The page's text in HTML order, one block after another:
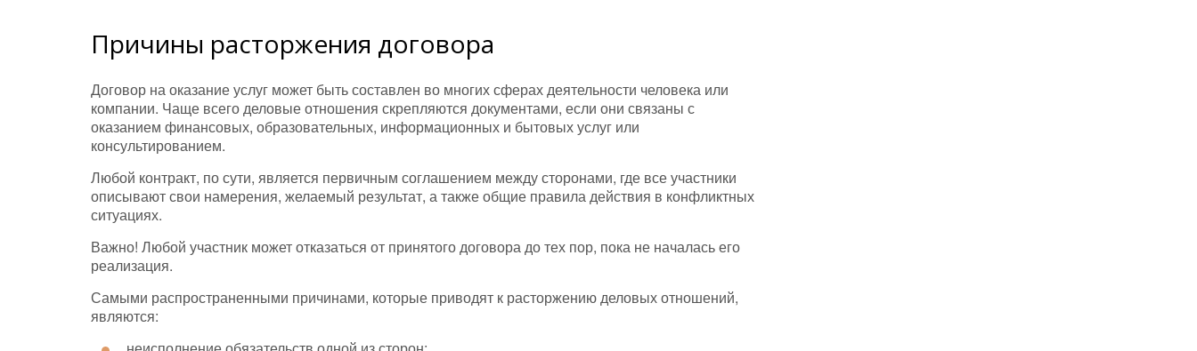
Причины расторжения договора
Договор на оказание услуг может быть составлен во многих сферах деятельности человека или
компании. Чаще всего деловые отношения скрепляются документами, если они связаны с
оказанием финансовых, образовательных, информационных и бытовых услуг или
консультированием.
Любой контракт, по сути, является первичным соглашением между сторонами, где все участники
описывают свои намерения, желаемый результат, а также общие правила действия в конфликтных
ситуациях.
Важно! Любой участник может отказаться от принятого договора до тех пор, пока не началась его
реализация.
Самыми распространенными причинами, которые приводят к расторжению деловых отношений,
являются: